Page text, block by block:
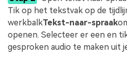
Tik op het tekstvak op de
werkbalkTekst-naar-spraak
openen. Selecteer er een en
gesproken audio te maken uit